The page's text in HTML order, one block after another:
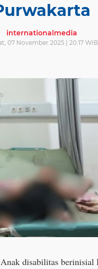
internationalmedia
07 November 2025 | 20:17 WIB
disabilitas berinisial